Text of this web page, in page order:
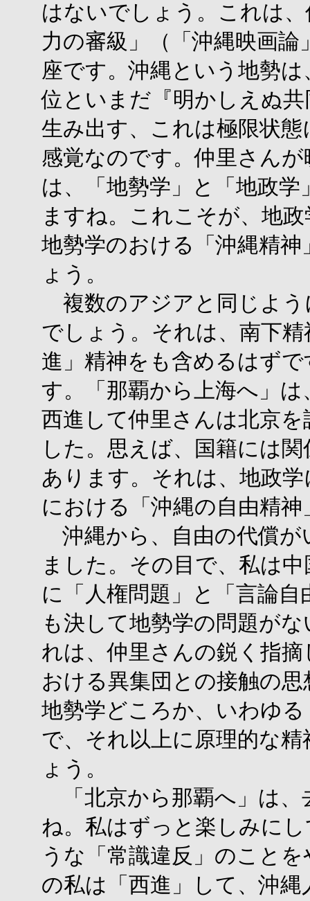
はないでしょう。これは
力の審級」（「沖縄映画
座です。沖縄という地勢
位といまだ『明かしえぬ
生み出す、これは極限状
感覚なのです。仲里さん
は、「地勢学」と「地政
ますね。これこそが、地
地勢学のおける「沖縄精
ょう。
複数のアジアと同じよう
でしょう。それは、南下
進」精神をも含めるはず
す。「那覇から上海へ」
西進して仲里さんは北京
した。思えば、国籍には
あります。それは、地政
における「沖縄の自由精神
沖縄から、自由の代償が
ました。その目で、私は
に「人権問題」と「言論
も決して地勢学の問題が
れは、仲里さんの鋭く指
おける異集団との接触の
地勢学どころか、いわゆ
で、それ以上に原理的な
ょう。
「北京から那覇へ」は、
ね。私はずっと楽しみに
うな「常識違反」のこと
の私は「西進」して、沖